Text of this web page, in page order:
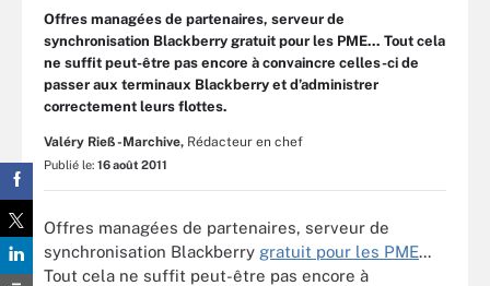
Offres managées de partenaires, serveur de
synchronisation Blackberry gratuit pour les PME... Tout cela
ne suffit peut-être pas encore à convaincre celles-ci de
passer aux terminaux Blackberry et d’administrer
correctement leurs flottes.
Valéry Rieß-Marchive, Rédacteur en chef
Publié le: 16 août 2011
Offres managées de partenaires, serveur de
synchronisation Blackberry gratuit pour les PME...
Tout cela ne suffit peut-être pas encore à